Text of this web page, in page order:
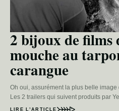
2 bijoux de films
mouche au
carangue
Oh oui, assurément la plus belle
Les 2 trailers qui suivent produits par
LIRE L’ARTICLE